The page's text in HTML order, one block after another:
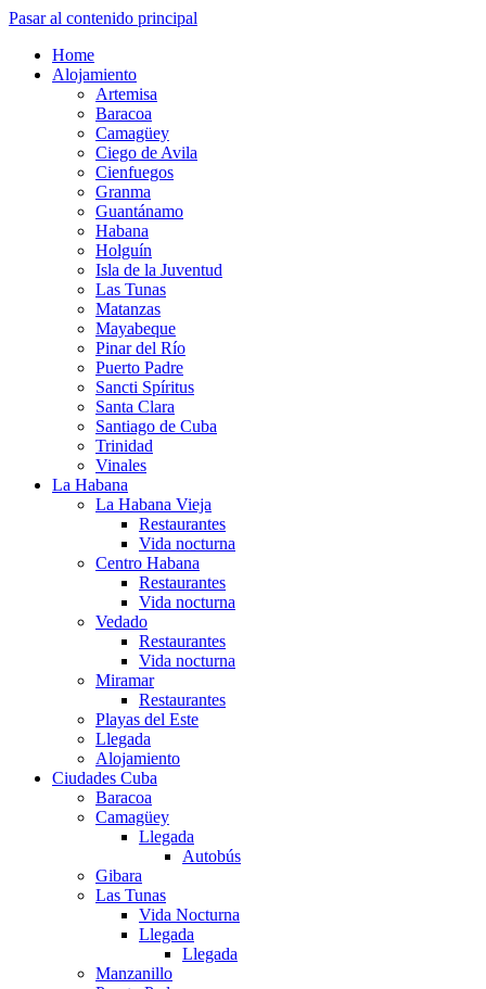
Pasar al contenido principal
Home
Alojamiento
Artemisa
Baracoa
Camagüey
Ciego de Avila
Cienfuegos
Granma
Guantánamo
Habana
Holguín
Isla de la Juventud
Las Tunas
Matanzas
Mayabeque
Pinar del Río
Puerto Padre
Sancti Spíritus
Santa Clara
Santiago de Cuba
Trinidad
Vinales
La Habana
La Habana Vieja
Restaurantes
Vida nocturna
Centro Habana
Restaurantes
Vida nocturna
Vedado
Restaurantes
Vida nocturna
Miramar
Restaurantes
Playas del Este
Llegada
Alojamiento
Ciudades Cuba
Baracoa
Camagüey
Llegada
Autobús
Gibara
Las Tunas
Vida Nocturna
Llegada
Llegada
Manzanillo